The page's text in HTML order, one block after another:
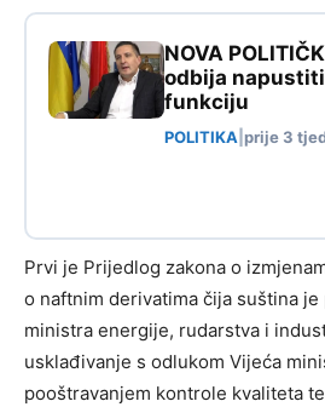
NOVA
odbija
funkciju
POLITIKA prije 3
Prvi je Prijedlog zakona o
o naftnim derivatima čija suština
ministra energije, rudarstva i
usklađivanje s odlukom Vijeća
pooštravanjem kontrole kvaliteta